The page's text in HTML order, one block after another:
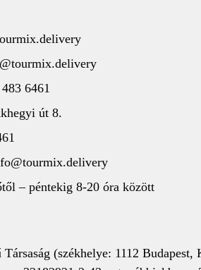
6461
út 8.
– péntekig 8-20 óra között
(székhelye: 1112 Budapest,